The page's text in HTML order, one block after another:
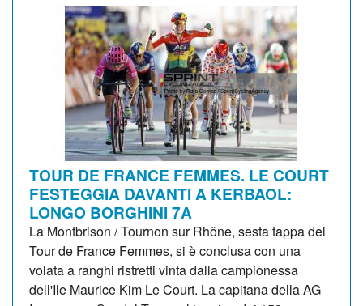
TOUR DE FRANCE FEMMES. LE COURT
FESTEGGIA DAVANTI A KERBAOL:
LONGO BORGHINI 7A
La Montbrison / Tournon sur Rhône, sesta tappa del
Tour de France Femmes, si è conclusa con una
volata a ranghi ristretti vinta dalla campionessa
dell'Ile Maurice Kim Le Court. La capitana della AG